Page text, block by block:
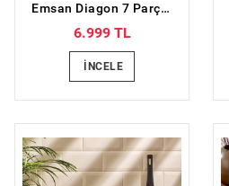
Emsan Diagon 7 Parça Tencere Seti
6.999 TL
İNCELE